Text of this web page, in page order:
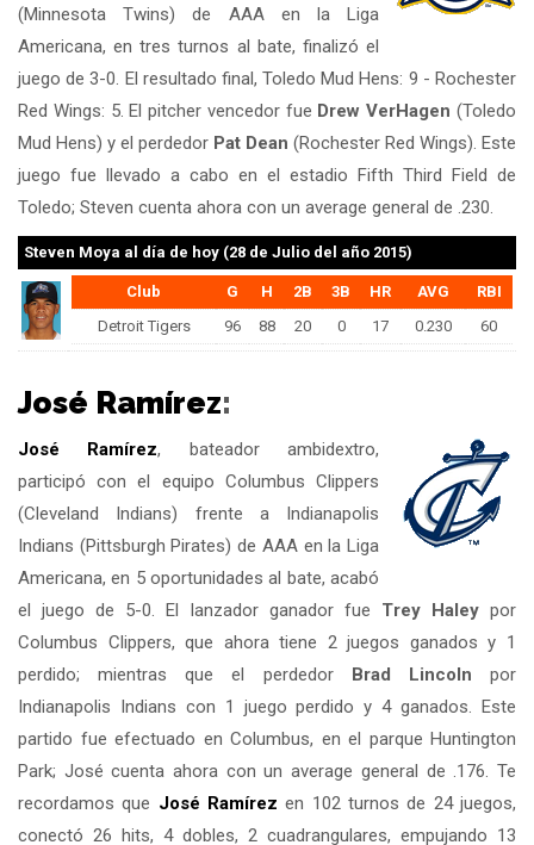
(Minnesota Twins) de AAA en la Liga
Americana, en tres turnos al bate, finalizó el
juego de 3-0. El resultado final, Toledo Mud Hens: 9 - Rochester
Red Wings: 5. El pitcher vencedor fue Drew VerHagen (Toledo
Mud Hens) y el perdedor Pat Dean (Rochester Red Wings). Este
juego fue llevado a cabo en el estadio Fifth Third Field de
Toledo; Steven cuenta ahora con un average general de .230.
Steven Moya al día de hoy (28 de Julio del año 2015)
Club G H 2B 3B HR AVG
RBI
Detroit Tigers
96 88 20 0 17 0.230 60
José Ramírez:
José Ramírez, bateador ambidextro,
participó con el equipo Columbus Clippers
(Cleveland Indians) frente a Indianapolis
Indians (Pittsburgh Pirates) de AAA en la Liga
Americana, en 5 oportunidades al bate, acabó
el juego de 5-0. El lanzador ganador fue Trey Haleypor
Columbus Clippers, que ahora tiene 2 juegos ganados y 1
perdido; mientras que el perdedor Brad Lincoln por
Indianapolis Indians con 1 juego perdido y 4 ganados. Este
partido fue efectuado en Columbus, en el parque Huntington
Park; José cuenta ahora con un average general de .176. Te
recordamos que José Ramírez en 102 turnos de 24 juegos,
conectó 26 hits, 4 dobles, 2 cuadrangulares, empujando 13